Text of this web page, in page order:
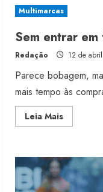
Multimarcas
Sem entrar em
Redação 12 de
Parece bobagem,
mais tempo às
Leia MaisRead
more
em
fria